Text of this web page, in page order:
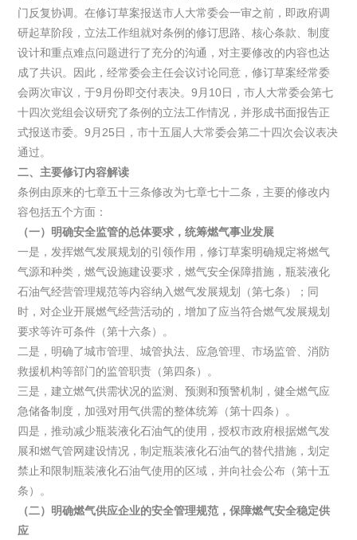
门反复协调。在修订草案报送市人大常委会一审之前，即政府调
研起草阶段，立法工作组就对条例的修订思路、核心条款、制度
设计和重点难点问题进行了充分的沟通，对主要修改的内容也达
成了共识。因此，经常委会主任会议讨论同意，修订草案经常委
会两次审议，于9月份即交付表决。9月10日，市人大常委会第七
十四次党组会议研究了条例的立法工作情况，并形成书面报告正
式报送市委。9月25日，市十五届人大常委会第二十四次会议表决
通过。
二、主要修订内容解读
条例由原来的七章五十三条修改为七章七十二条，主要的修改内
容包括五个方面：
（一）明确安全监管的总体要求，统筹燃气事业发展
一是，发挥燃气发展规划的引领作用，修订草案明确规定将燃气
气源和种类，燃气设施建设要求，燃气安全保障措施，瓶装液化
石油气经营管理规范等内容纳入燃气发展规划（第七条）；同
时，对企业开展燃气经营活动的，增加了应当符合燃气发展规划
要求等许可条件（第十六条）。
二是，明确了城市管理、城管执法、应急管理、市场监管、消防
救援机构等部门的监管职责（第四条）。
三是，建立燃气供需状况的监测、预测和预警机制，健全燃气应
急储备制度，加强对用气供需的整体统筹（第十四条）。
四是，推动减少瓶装液化石油气的使用，授权市政府根据燃气发
展和燃气管网建设情况，制定瓶装液化石油气的替代措施，划定
禁止和限制瓶装液化石油气使用的区域，并向社会公布（第十五
条）。
（二）明确燃气供应企业的安全管理规范，保障燃气安全稳定供
应